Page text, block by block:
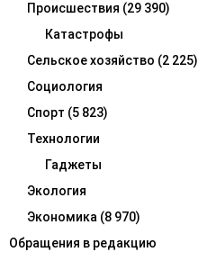
Происшествия (29 390)
Катастрофы
Сельское хозяйство (2 225)
Социология
Спорт (5 823)
Технологии
Гаджеты
Экология
Экономика (8 970)
Обращения в редакцию